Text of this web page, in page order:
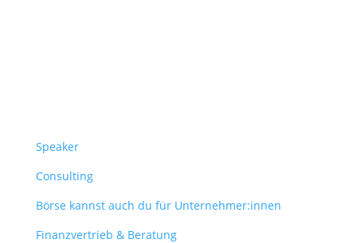
Speaker
Consulting
Börse kannst auch du für Unternehmer:innen
Finanzvertrieb & Beratung